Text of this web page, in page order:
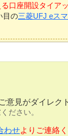
口座開設タイア
目の三菱UFJ eス
意見がダイレク
ださい。
わせよりご連絡く